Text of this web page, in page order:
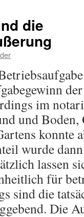
die
im
und Boden,
konnte
wurde
lassen
für
sind die
Die